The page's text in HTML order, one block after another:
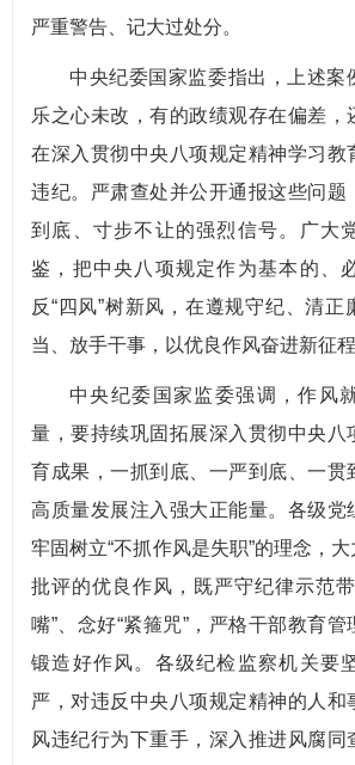
严重警告、记大过处分。
中央纪委国家监委指出，上述案
乐之心未改，有的政绩观存在偏差，
在深入贯彻中央八项规定精神学习教
违纪。严肃查处并公开通报这些问题
到底、寸步不让的强烈信号。广大
鉴，把中央八项规定作为基本的、
反“四风”树新风，在遵规守纪、清正
当、放手干事，以优良作风奋进新征程
中央纪委国家监委强调，作风
量，要持续巩固拓展深入贯彻中央八
育成果，一抓到底、一严到底、一贯
高质量发展注入强大正能量。各级党
牢固树立“不抓作风是失职”的理念，
批评的优良作风，既严守纪律示范
嘴”、念好“紧箍咒”，严格干部教育
锻造好作风。各级纪检监察机关要
严，对违反中央八项规定精神的人和
风违纪行为下重手，深入推进风腐同